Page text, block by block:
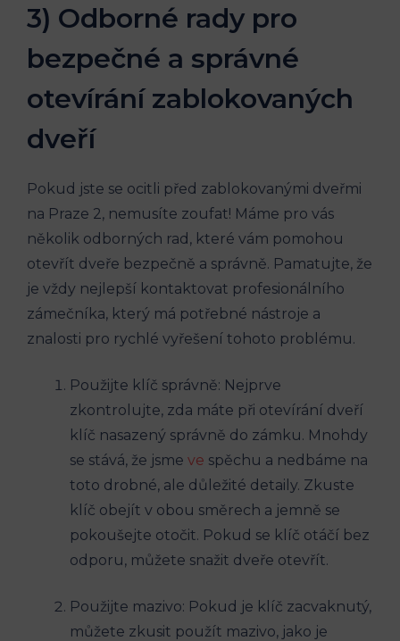
3) Odborné rady pro
bezpečné a správné
otevírání zablokovaných
dveří
Pokud jste se ocitli před zablokovanými dveřmi
na Praze 2, nemusíte zoufat! Máme pro vás
několik odborných rad, které vám pomohou
otevřít dveře bezpečně a správně. Pamatujte, že
je vždy nejlepší kontaktovat profesionálního
zámečníka, který má potřebné nástroje a
znalosti pro rychlé vyřešení tohoto problému.
Použijte klíč správně: Nejprve
zkontrolujte, zda máte při otevírání dveří
klíč nasazený správně do zámku. Mnohdy
se stává, že jsme ve spěchu a nedbáme na
toto drobné, ale důležité detaily. Zkuste
klíč obejít v obou směrech a jemně se
pokoušejte otočit. Pokud se klíč otáčí bez
odporu, můžete snažit dveře otevřít.
Použijte mazivo: Pokud je klíč zacvaknutý,
můžete zkusit použít mazivo, jako je